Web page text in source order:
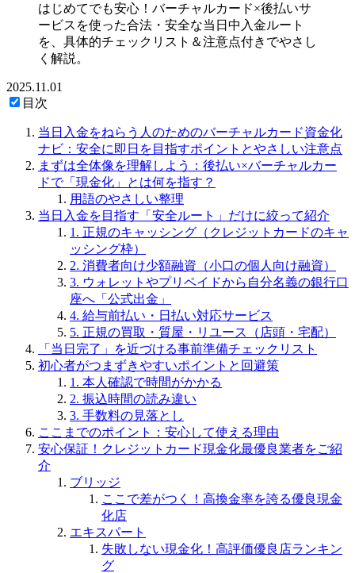
はじめてでも安心！バーチャルカード×後払いサ
ービスを使った合法・安全な当日中入金ルート
を、具体的チェックリスト＆注意点付きでやさし
く解説。
2025.11.01
目次
当日入金をねらう人のためのバーチャルカード資金化
ナビ：安全に即日を目指すポイントとやさしい注意点
まずは全体像を理解しよう：後払い×バーチャルカー
ドで「現金化」とは何を指す？
用語のやさしい整理
当日入金を目指す「安全ルート」だけに絞って紹介
1. 正規のキャッシング（クレジットカードのキャ
ッシング枠）
2. 消費者向け少額融資（小口の個人向け融資）
3. ウォレットやプリペイドから自分名義の銀行口
座へ「公式出金」
4. 給与前払い・日払い対応サービス
5. 正規の買取・質屋・リユース（店頭・宅配）
「当日完了」を近づける事前準備チェックリスト
初心者がつまずきやすいポイントと回避策
1. 本人確認で時間がかかる
2. 振込時間の読み違い
3. 手数料の見落とし
ここまでのポイント：安心して使える理由
安心保証！クレジットカード現金化最優良業者をご紹
介
ブリッジ
ここで差がつく！高換金率を誇る優良現金
化店
エキスパート
失敗しない現金化！高評価優良店ランキン
グ